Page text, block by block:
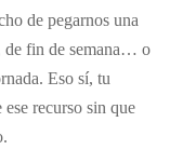
de pegarnos una
de fin de semana… o
Eso sí, tu
recurso sin que